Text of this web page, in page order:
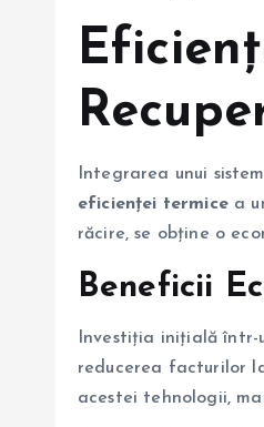
Integrarea unui
eficienței termicea
răcire, se obține o
Beneficii
Investiția inițială într-
reducerea facturilor
acestei tehnologii,